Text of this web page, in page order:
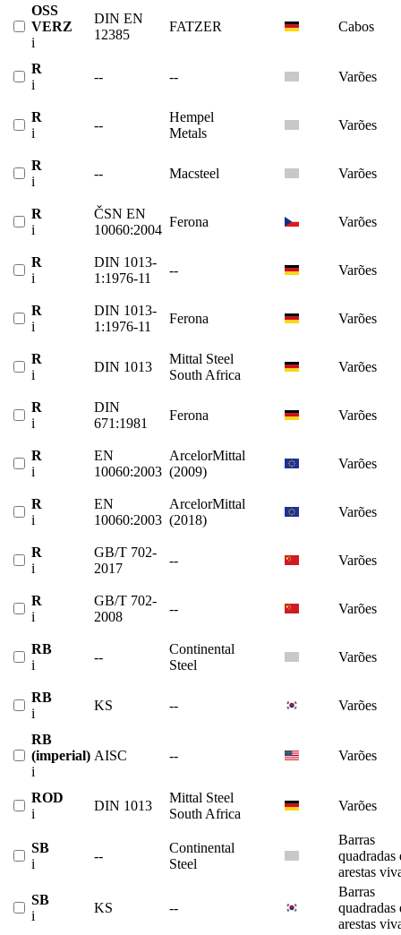
OSS
VERZ
i
DIN EN
12385
FATZER Cabos
R
i
-- -- Varões
R
i
--
Hempel
Metals
Varões
R
i
-- Macsteel Varões
R
i
ČSN EN
10060:2004
Ferona Varões
R
i
DIN 1013-
1:1976-11
-- Varões
R
i
DIN 1013-
1:1976-11
Ferona Varões
R
i
DIN 1013
Mittal Steel
South Africa
Varões
R
i
DIN
671:1981
Ferona Varões
R
i
EN
10060:2003
ArcelorMittal
(2009)
Varões
R
i
EN
10060:2003
ArcelorMittal
(2018)
Varões
R
i
GB/T 702-
2017
-- Varões
R
i
GB/T 702-
2008
-- Varões
RB
i
--
Continental
Steel
Varões
RB
i
KS -- Varões
RB
(imperial)
i
AISC -- Varões
ROD
i
DIN 1013
Mittal Steel
South Africa
Varões
SB
i
--
Continental
Steel
Barras
quadradas
arestas
SB
i
KS --
Barras
quadradas
arestas